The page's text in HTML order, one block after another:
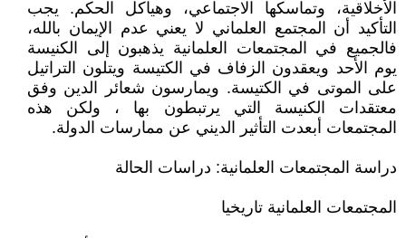
الأخلاقية، وتماسكها الاجتماعي، وهياكل الحكم. يجب
التأكيد أن المجتمع العلماني لا يعني عدم الإيمان بالله،
فالجميع في المجتمعات العلمانية يذهبون إلى الكنيسة
يوم الأحد ويعقدون الزفاف في الكتيسة ويتلون التراتيل
على الموتى في الكتيسة. ويمارسون شعائر الدين وفق
معتقدات الكنيسة التي يرتبطون بها ، ولكن هذه
المجتمعات أبعدت التأثير الديني عن ممارسات الدولة.
دراسة المجتمعات العلمانية: دراسات الحالة
المجتمعات العلمانية تاريخيا